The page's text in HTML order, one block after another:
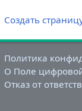
Создать
Политика
О Поле
Отказ от